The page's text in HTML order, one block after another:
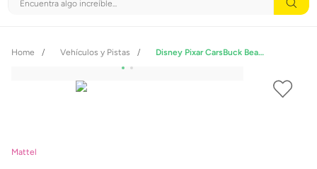
Vehículos y Pistas Disney Pixar CarsBuck Bearingly en Miniatura
Mattel